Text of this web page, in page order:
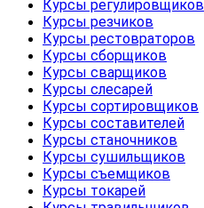
Курсы регулировщиков
Курсы резчиков
Курсы рестовраторов
Курсы сборщиков
Курсы сварщиков
Курсы слесарей
Курсы сортировщиков
Курсы составителей
Курсы станочников
Курсы сушильщиков
Курсы съемщиков
Курсы токарей